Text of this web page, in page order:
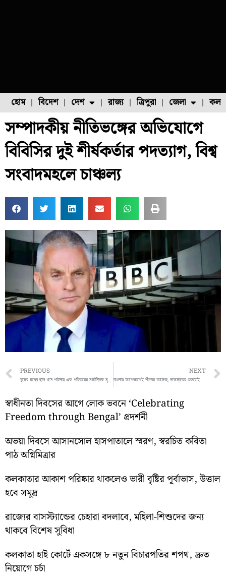
হোম বিদেশ দেশ
ফুল চাষ ফল চাষ মাছ চাষ পোল্ট্রি চাষ
রাজ্য ত্রিপুরা জেলা
উত্তর ২৪ পরগনা
সম্পাদকীয় নীতিভঙ্গের অভিযোগে
বিবিসির দুই শীর্ষকর্তার পদত্যাগ, বিশ্ব
সংবাদমহলে চাঞ্চল্য
Prev
PREVIOUS NEXT
স্বাধীনতা দিবসের আগে লোক ভবনে ‘Celebrating
Freedom through Bengal’ প্রদর্শনী
অভয়া দিবসে আসানসোল হাসপাতালে স্মরণ, স্বরচিত কবিতা
পাঠ অগ্নিমিত্রার
কলকাতার আকাশ পরিষ্কার থাকলেও ভারী বৃষ্টির পূর্বাভাস, উত্তাল
হবে সমুদ্র
রাজ্যের বাসস্ট্যান্ডের চেহারা বদলাবে, মহিলা-শিশুদের জন্য
থাকবে বিশেষ সুবিধা
কলকাতা হাই কোর্টে একসঙ্গে ৮ নতুন বিচারপতির শপথ, দ্রুত
নিয়োগে চর্চা